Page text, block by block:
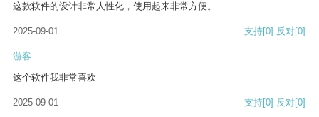
这款软件的设计非常人性化，使用起来非常方便。
2025-09-01 支持[0] 反对[0]
游客
这个软件我非常喜欢
2025-09-01 支持[0] 反对[0]